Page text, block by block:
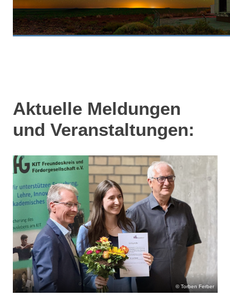
Aktuelle Meldungen
und Veranstaltungen:
Torben Ferber